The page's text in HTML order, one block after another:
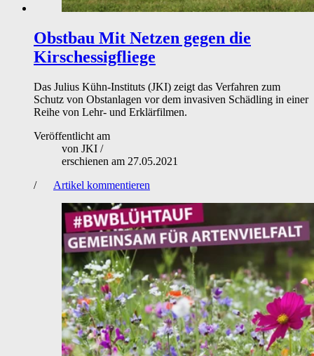
Obstbau Mit Netzen gegen die
Kirschessigfliege
Das Julius Kühn-Instituts (JKI) zeigt das Verfahren zum
Schutz von Obstanlagen vor dem invasiven Schädling in einer
Reihe von Lehr- und Erklärfilmen.
Veröffentlicht am
von JKI /
erschienen am 27.05.2021
/
Artikel kommentieren